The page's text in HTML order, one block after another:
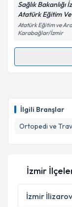
İlgili Branşlar
Ortopedi ve
Kişisel
Sağlık
Atatürk Eğitim
Atatürk Eğitim ve
Karabağlar/İzmir
Randevu
takvim
Kişisel
Metni
İzmir
İzmir